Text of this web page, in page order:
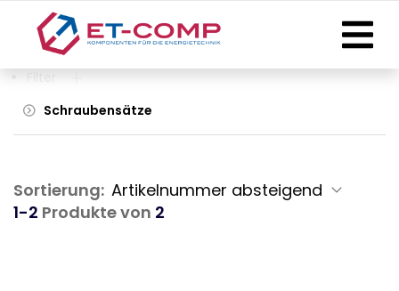
Filter
Schraubensätze
Sortierung:
1-2 Produkte von 2